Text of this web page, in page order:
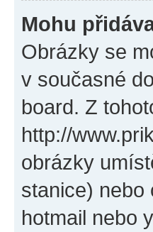
Mohu
Obrázky se
v současné
board. Z
http://
obrázky
stanice) nebo
hotmail nebo